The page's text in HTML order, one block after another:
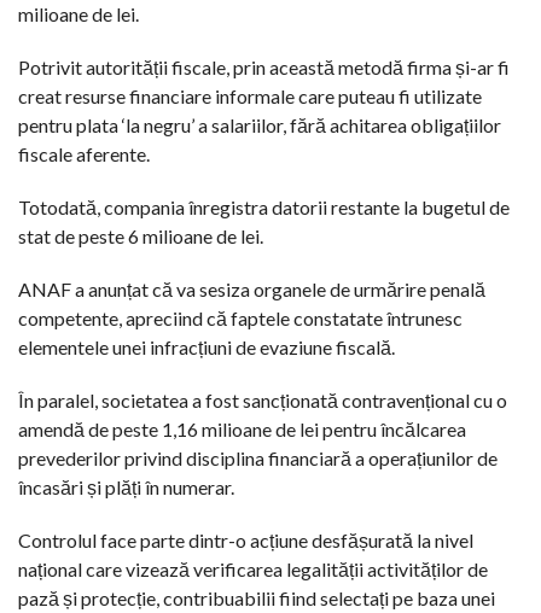
milioane de lei.
Potrivit autorității fiscale, prin această metodă firma și-ar fi
creat resurse financiare informale care puteau fi utilizate
pentru plata ‘la negru’ a salariilor, fără achitarea obligațiilor
fiscale aferente.
Totodată, compania înregistra datorii restante la bugetul de
stat de peste 6 milioane de lei.
ANAF a anunțat că va sesiza organele de urmărire penală
competente, apreciind că faptele constatate întrunesc
elementele unei infracțiuni de evaziune fiscală.
În paralel, societatea a fost sancționată contravențional cu o
amendă de peste 1,16 milioane de lei pentru încălcarea
prevederilor privind disciplina financiară a operațiunilor de
încasări și plăți în numerar.
Controlul face parte dintr-o acțiune desfășurată la nivel
național care vizează verificarea legalității activităților de
pază și protecție, contribuabilii fiind selectați pe baza unei